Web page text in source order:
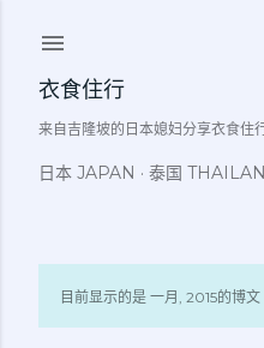
衣食住行
来自吉隆坡的日本媳妇分享衣食
日本 JAPAN 泰国
博
目前显示的是 一月, 2015的博文